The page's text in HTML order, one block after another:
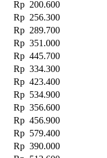
Rp 200.600
Rp 256.300
Rp 289.700
Rp 351.000
Rp 445.700
Rp 334.300
Rp 423.400
Rp 534.900
Rp 356.600
Rp 456.900
Rp 579.400
Rp 390.000